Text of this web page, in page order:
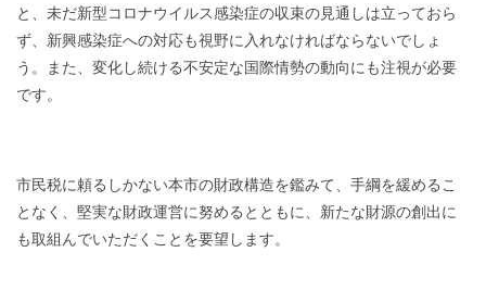
と、未だ新型コロナウイルス感染症の収束の見通しは立っておら
ず、新興感染症への対応も視野に入れなければならないでしょ
う。また、変化し続ける不安定な国際情勢の動向にも注視が必要
です。
市民税に頼るしかない本市の財政構造を鑑みて、手綱を緩めるこ
となく、堅実な財政運営に努めるとともに、新たな財源の創出に
も取組んでいただくことを要望します。